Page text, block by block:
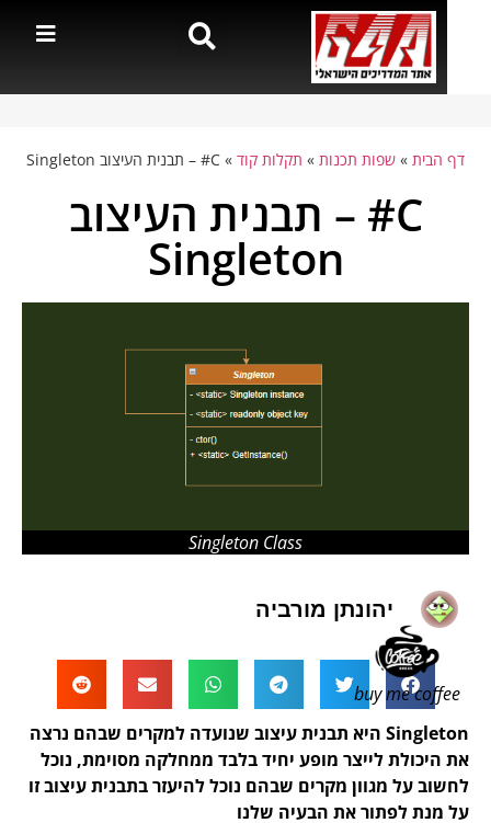
דף הבית»שפות תכנות»תקלות קוד »C# – תבנית העיצוב Singleton
C# – תבנית העיצוב
Singleton
Singleton Class
יהונתן מורביה
Singleton היא תבנית עיצוב שנועדה למקרים שבהם נרצה
את היכולת לייצר מופע יחיד בלבד ממחלקה מסוימת, נוכל
לחשוב על מגוון מקרים שבהם נוכל להיעזר בתבנית עיצוב זו
על מנת לפתור את הבעיה שלנו
buy me coffee